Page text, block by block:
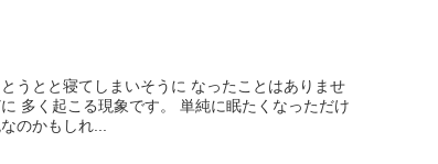
うとと寝てしまいそうに なったことはありませ
多く起こる現象です。 単純に眠たくなっただけ
のかもしれ...